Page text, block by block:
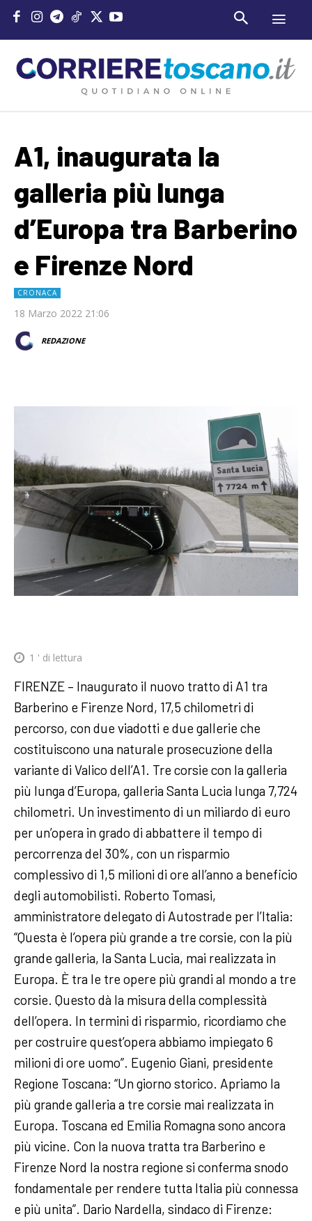
A1, inaugurata la
galleria più lunga
d’Europa tra Barberino
e Firenze Nord
CRONACA
18 Marzo 2022 21:06
REDAZIONE
1 ' di lettura
FIRENZE – Inaugurato il nuovo tratto di A1 tra
Barberino e Firenze Nord, 17,5 chilometri di
percorso, con due viadotti e due gallerie che
costituiscono una naturale prosecuzione della
variante di Valico dell’A1. Tre corsie con la galleria
più lunga d’Europa, galleria Santa Lucia lunga 7,724
chilometri. Un investimento di un miliardo di euro
per un’opera in grado di abbattere il tempo di
percorrenza del 30%, con un risparmio
complessivo di 1,5 milioni di ore all’anno a beneficio
degli automobilisti. Roberto Tomasi,
amministratore delegato di Autostrade per l’Italia:
“Questa è l’opera più grande a tre corsie, con la più
grande galleria, la Santa Lucia, mai realizzata in
Europa. È tra le tre opere più grandi al mondo a tre
corsie. Questo dà la misura della complessità
dell’opera. In termini di risparmio, ricordiamo che
per costruire quest’opera abbiamo impiegato 6
milioni di ore uomo”. Eugenio Giani, presidente
Regione Toscana: “Un giorno storico. Apriamo la
più grande galleria a tre corsie mai realizzata in
Europa. Toscana ed Emilia Romagna sono ancora
più vicine. Con la nuova tratta tra Barberino e
Firenze Nord la nostra regione si conferma snodo
fondamentale per rendere tutta Italia più connessa
e più unita”. Dario Nardella, sindaco di Firenze: